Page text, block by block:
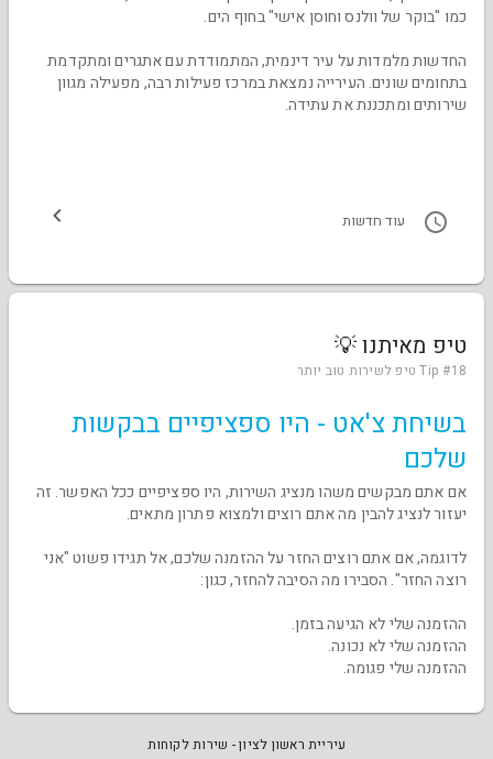
כמו "בוקר של וולנס וחוסן אישי" בחוף הים.
החדשות מלמדות על עיר דינמית, המתמודדת עם אתגרים ומתקדמת
בתחומים שונים. העירייה נמצאת במרכז פעילות רבה, מפעילה מגוון
שירותים ומתכננת את עתידה.
עוד חדשות
טיפ מאיתנו 💡
Tip #18 טיפ לשירות טוב יותר
בשיחת צ'אט - היו ספציפיים בבקשות
שלכם
אם אתם מבקשים משהו מנציג השירות, היו ספציפיים ככל האפשר. זה
יעזור לנציג להבין מה אתם רוצים ולמצוא פתרון מתאים.
לדוגמה, אם אתם רוצים החזר על ההזמנה שלכם, אל תגידו פשוט "אני
רוצה החזר". הסבירו מה הסיבה להחזר, כגון:
ההזמנה שלי לא הגיעה בזמן.
ההזמנה שלי לא נכונה.
ההזמנה שלי פגומה.
עיריית ראשון לציון - שירות לקוחות